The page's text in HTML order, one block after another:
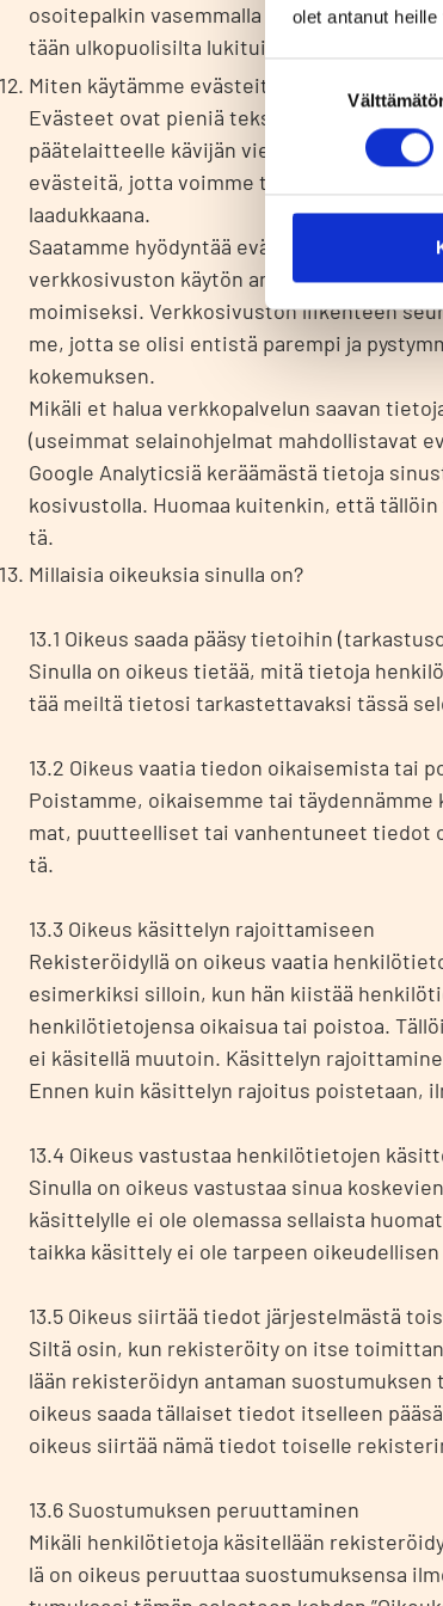
olet antanut
osoi­te­pal­kin vasem­mal­la puo­lel­la. Jos
tään ulko­puo­li­sil­ta luki­tuis­sa tilois­sa ja
Miten käy­täm­me eväs­tei­tä?
Eväs­teet ovat pie­niä teks­ti­tie­dos­to­ja,
pää­te­lait­teel­le kävi­jän vie­rail­les­sa eri
eväs­tei­tä, jot­ta voim­me tar­jo­ta pal­ve­lum­me
laa­duk­kaa­na.
Saa­tam­me hyö­dyn­tää eväs­tei­tä
verk­ko­si­vus­ton käy­tön ana­ly­soi­mi­sek­si,
moi­mi­sek­si. Verk­ko­si­vus­ton lii­ken­teen
me, jot­ta se oli­si entis­tä parem­pi ja
ko­ke­muk­sen.
Mikä­li et halua verk­ko­pal­ve­lun saa­van
(useim­mat selai­noh­jel­mat mah­dol­lis­ta­vat
Google Ana­ly­tic­siä kerää­mäs­tä tie­to­ja
ko­si­vus­tol­la. Huo­maa kui­ten­kin, että
tä.
Mil­lai­sia oikeuk­sia sinul­la on?
13.1 Oikeus saa­da pää­sy tie­toi­hin
Sinul­la on oikeus tie­tää, mitä tie­to­ja
tää meil­tä tie­to­si tar­kas­tet­ta­vak­si täs­sä
13.2 Oikeus vaa­tia tie­don oikai­se­mis­ta tai
Pois­tam­me, oikai­sem­me tai
mat, puut­teel­li­set tai van­hen­tu­neet
tä.
13.3 Oikeus käsit­te­lyn rajoit­ta­mi­seen
Rekis­te­röi­dyl­lä on oikeus vaa­tia
esi­mer­kik­si sil­loin, kun hän kiis­tää
hen­ki­lö­tie­to­jen­sa oikai­sua tai pois­toa.
ei käsi­tel­lä muu­toin. Käsit­te­lyn
Ennen kuin käsit­te­lyn rajoi­tus pois­te­taan,
13.4 Oikeus vas­tus­taa hen­ki­lö­tie­to­jen
Sinul­la on oikeus vas­tus­taa sinua
käsit­te­lyl­le ei ole ole­mas­sa sel­lais­ta
taik­ka käsit­te­ly ei ole tar­peen
13.5 Oikeus siir­tää tie­dot jär­jes­tel­mäs­tä
Sil­tä osin, kun rekis­te­röi­ty on itse
lään rekis­te­röi­dyn anta­man
oikeus saa­da täl­lai­set tie­dot itsel­leen
oikeus siir­tää nämä tie­dot toi­sel­le
13.6 Suos­tu­muk­sen peruut­ta­mi­nen
Mikä­li hen­ki­lö­tie­to­ja käsi­tel­lään
lä on oikeus peruut­taa suos­tu­muk­sen­sa